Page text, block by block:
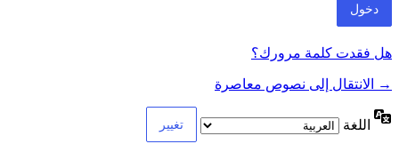
هل فقدت كلمة مرورك؟
→ الانتقال إلى نصوص معاصرة
اللغة